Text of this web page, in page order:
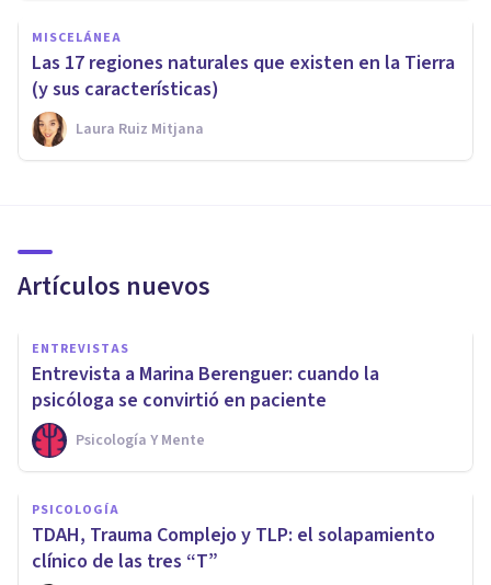
MISCELÁNEA
Las 17 regiones naturales que existen en la Tierra
(y sus características)
Laura Ruiz Mitjana
Artículos nuevos
ENTREVISTAS
Entrevista a Marina Berenguer: cuando la
psicóloga se convirtió en paciente
Psicología Y Mente
PSICOLOGÍA
TDAH, Trauma Complejo y TLP: el solapamiento
clínico de las tres “T”